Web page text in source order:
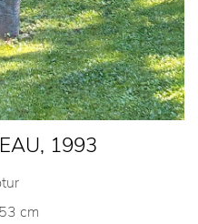
1993
cm